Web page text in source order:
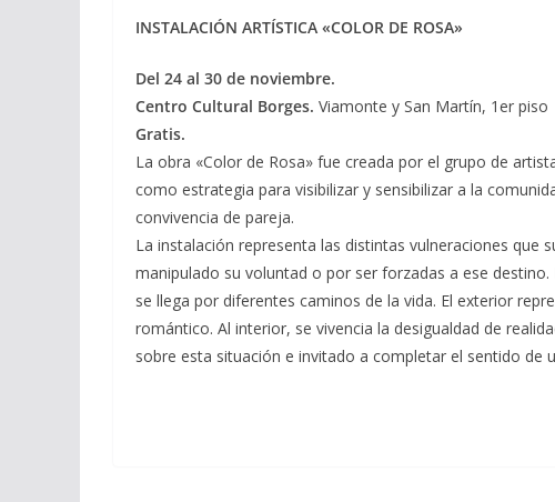
INSTALACIÓN ARTÍSTICA «COLOR DE ROSA»
Del 24 al 30 de noviembre.
Centro Cultural Borges. Viamonte y San Martín, 1er piso
Gratis.
La obra «Color de Rosa» fue creada por el grupo de
como estrategia para visibilizar y sensibilizar a la
convivencia de pareja.
La instalación representa las distintas vulneraciones que
manipulado su voluntad o por ser forzadas a ese
se llega por diferentes caminos de la vida. El exterior
romántico. Al interior, se vivencia la desigualdad de
sobre esta situación e invitado a completar el sentido de